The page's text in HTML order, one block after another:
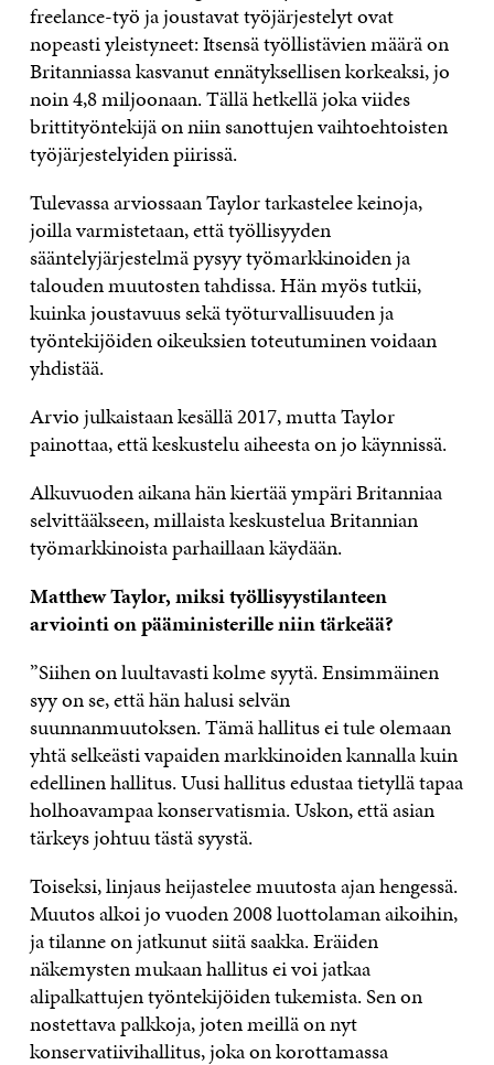
freelance-työ ja joustavat työjärjestelyt ovat
nopeasti yleistyneet: Itsensä työllistävien määrä on
Britanniassa kasvanut ennätyksellisen korkeaksi, jo
noin 4,8 miljoonaan. Tällä hetkellä joka viides
brittityöntekijä on niin sanottujen vaihtoehtoisten
työjärjestelyiden piirissä.
Tulevassa arviossaan Taylor tarkastelee keinoja,
joilla varmistetaan, että työllisyyden
sääntelyjärjestelmä pysyy työmarkkinoiden ja
talouden muutosten tahdissa. Hän myös tutkii,
kuinka joustavuus sekä työturvallisuuden ja
työntekijöiden oikeuksien toteutuminen voidaan
yhdistää.
Arvio julkaistaan kesällä 2017, mutta Taylor
painottaa, että keskustelu aiheesta on jo käynnissä.
Alkuvuoden aikana hän kiertää ympäri Britanniaa
selvittääkseen, millaista keskustelua Britannian
työmarkkinoista parhaillaan käydään.
Matthew Taylor, miksi työllisyystilanteen
arviointi on pääministerille niin tärkeää?
”Siihen on luultavasti kolme syytä. Ensimmäinen
syy on se, että hän halusi selvän
suunnanmuutoksen. Tämä hallitus ei tule olemaan
yhtä selkeästi vapaiden markkinoiden kannalla kuin
edellinen hallitus. Uusi hallitus edustaa tietyllä tapaa
holhoavampaa konservatismia. Uskon, että asian
tärkeys johtuu tästä syystä.
Toiseksi, linjaus heijastelee muutosta ajan hengessä.
Muutos alkoi jo vuoden 2008 luottolaman aikoihin,
ja tilanne on jatkunut siitä saakka. Eräiden
näkemysten mukaan hallitus ei voi jatkaa
alipalkattujen työntekijöiden tukemista. Sen on
nostettava palkkoja, joten meillä on nyt
konservatiivihallitus, joka on korottamassa